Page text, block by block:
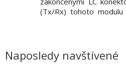
v
(Tx/Rx) tohoto
obsahuje 2 kusy.
Konekto
Naposledy navštívené